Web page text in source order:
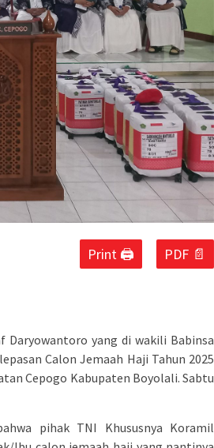
Print 🖨 PDF 📄
yang di wakili Babinsa
Calon Jemaah Haji Tahun 2025
Cepogo Kabupaten Boyolali. Sabtu
pihak TNI Khususnya Koramil